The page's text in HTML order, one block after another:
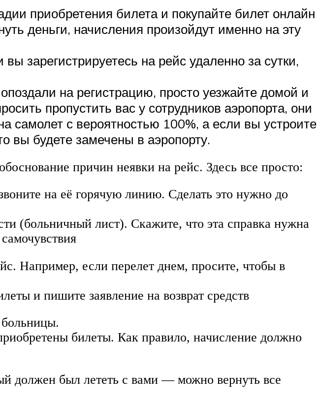
приобретения билета и покупайте билет онлайн
деньги, начисления произойдут именно на эту
зарегистрируетесь на рейс удаленно за сутки,
на регистрацию, просто уезжайте домой и
пропустить вас у сотрудников аэропорта, они
самолет с вероятностью 100%, а если вы устроите
вы будете замечены в аэропорту.
причин неявки на рейс. Здесь все просто:
на её горячую линию. Сделать это нужно до
(больничный лист). Скажите, что эта справка нужна
Например, если перелет днем, просите, чтобы в
и пишите заявление на возврат средств
билеты. Как правило, начисление должно
должен был лететь с вами — можно вернуть все